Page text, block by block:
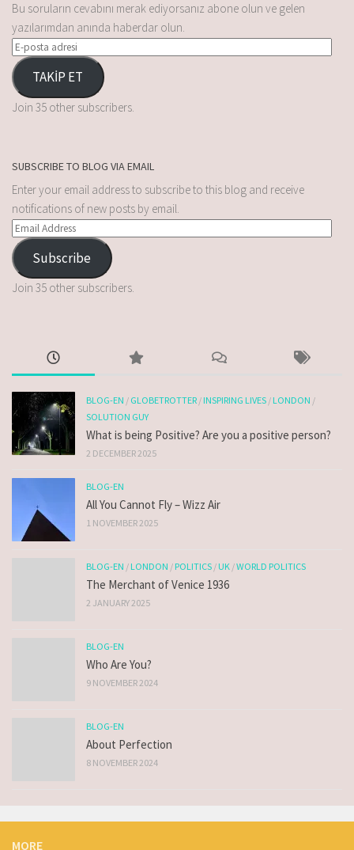
Bu soruların cevabını merak ediyorsanız abone olun ve gelen
yazılarımdan anında haberdar olun.
TAKİP ET
Join 35 other subscribers.
SUBSCRIBE TO BLOG VIA EMAIL
Enter your email address to subscribe to this blog and receive
notifications of new posts by email.
Subscribe
Join 35 other subscribers.
BLOG-EN / GLOBETROTTER /INSPIRING LIVES /LONDON /
SOLUTION GUY
What is being Positive? Are you a positive person?
2 DECEMBER 2025
BLOG-EN
All You Cannot Fly – Wizz Air
1 NOVEMBER 2025
BLOG-EN /LONDON /POLITICS /UK /WORLD POLITICS
The Merchant of Venice 1936
2 JANUARY 2025
BLOG-EN
Who Are You?
9 NOVEMBER 2024
BLOG-EN
About Perfection
8 NOVEMBER 2024
MORE